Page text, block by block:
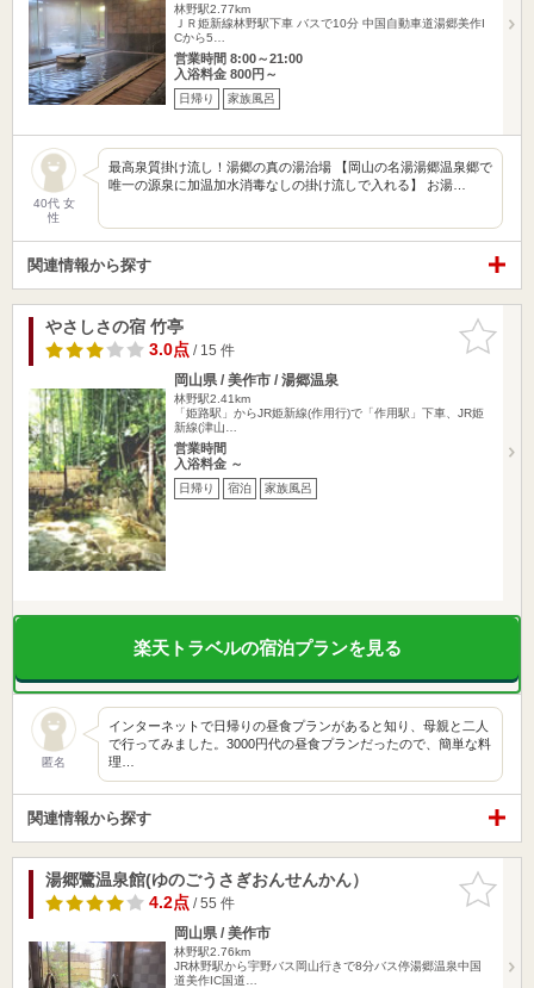
林野駅2.77km
ＪＲ姫新線林野駅下車 バスで10分 中国自動車道湯郷美作I
Cから5…
営業時間 8:00～21:00
入浴料金 800円～
日帰り 家族風呂
40代 女
性
最高泉質掛け流し！湯郷の真の湯治場 【岡山の名湯湯郷温泉郷で
唯一の源泉に加温加水消毒なしの掛け流しで入れる】 お湯…
関連情報から探す
お気に入
りに追加
やさしさの宿 竹亭
3.0点/ 15 件
岡山県 / 美作市 / 湯郷温泉
林野駅2.41km
「姫路駅」からJR姫新線(作用行)で「作用駅」下車、JR姫
新線(津山…
営業時間
入浴料金 ～
日帰り 宿泊 家族風呂
楽天トラベルの宿泊プランを見る
匿名
インターネットで日帰りの昼食プランがあると知り、母親と二人
で行ってみました。3000円代の昼食プランだったので、簡単な料
理…
関連情報から探す
お気に入
りに追加
湯郷鷺温泉館(ゆのごうさぎおんせんかん）
4.2点/ 55 件
岡山県 / 美作市
林野駅2.76km
JR林野駅から宇野バス岡山行きで8分バス停湯郷温泉中国
道美作IC国道…